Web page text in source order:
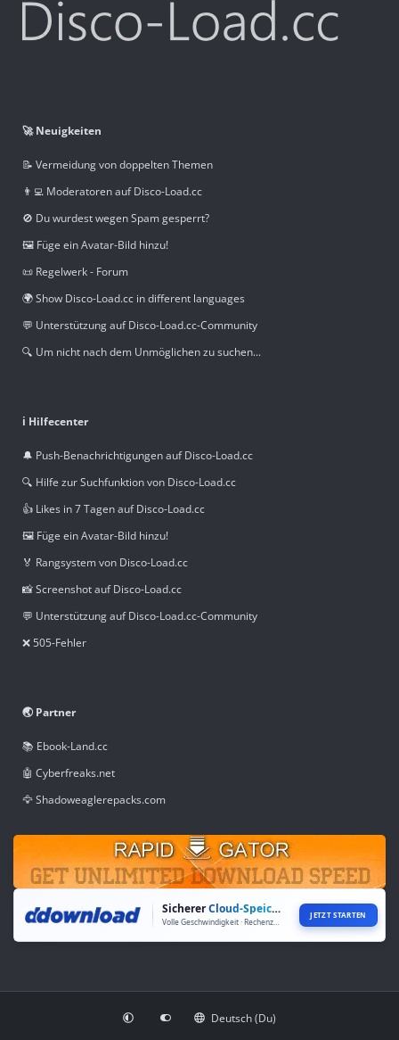
🚀 Neuigkeiten
📝 Vermeidung von doppelten Themen
👨‍💻 Moderatoren auf Disco-Load.cc
🚫 Du wurdest wegen Spam gesperrt?
🖼️ Füge ein Avatar-Bild hinzu!
📜 Regelwerk - Forum
🌍 Show Disco-Load.cc in different languages
💬 Unterstützung auf Disco-Load.cc-Community
🔍 Um nicht nach dem Unmöglichen zu suchen...
ℹ️ Hilfecenter
🔔 Push-Benachrichtigungen auf Disco-Load.cc
🔍 Hilfe zur Suchfunktion von Disco-Load.cc
👍 Likes in 7 Tagen auf Disco-Load.cc
🖼️ Füge ein Avatar-Bild hinzu!
🏅 Rangsystem von Disco-Load.cc
📸 Screenshot auf Disco-Load.cc
💬 Unterstützung auf Disco-Load.cc-Community
❌ 505-Fehler
🌏 Partner
📚 Ebook-Land.cc
🤖 Cyberfreaks.net
🦅 Shadoweaglerepacks.com
SichererCloud-Speicher JETZT STARTEN
Deutsch (Du)